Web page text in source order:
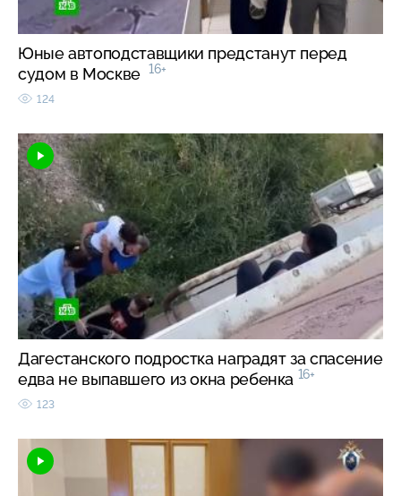
Юные автоподставщики предстанут перед
судом в Москве 16+
124
Дагестанского подростка наградят за спасение
едва не выпавшего из окна ребенка 16+
123